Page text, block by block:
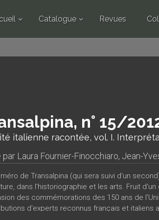
Catalogue Revues
n° 15/
italienne racontée, vol. I.
par Laura Fournier-Finocchiaro, Jean-
de Transalpina (qui sera suivi d'un
dans l'historiographie et les arts. Fruit
des commémorations des 150 ans de
d’experts reconnus français et italiens